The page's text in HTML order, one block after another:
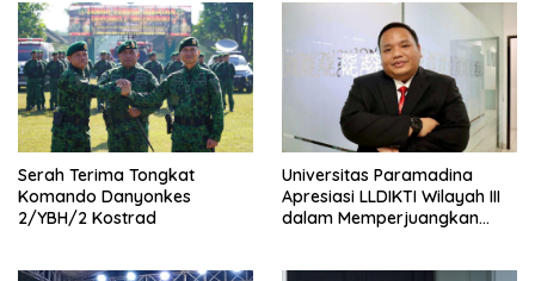
Serah Terima Tongkat
Komando Danyonkes
2/YBH/2 Kostrad
Universitas Paramadina
Apresiasi LLDIKTI Wilayah III
dalam Memperjuangkan